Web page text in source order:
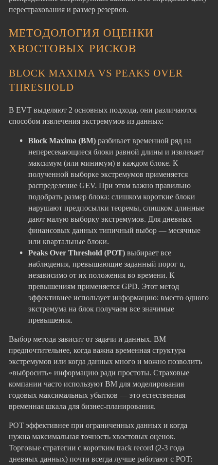
перестрахования и размер резервов.
МЕТОДОЛОГИЯ ОЦЕНКИ
ХВОСТОВЫХ РИСКОВ
BLOCK MAXIMA VS PEAKS OVER
THRESHOLD
В EVT выделяют 2 основных подхода, они различаются
способом извлечения экстремумов из данных:
Block Maxima (BM) разбивает временной ряд на
непересекающиеся блоки равной длины и извлекает
максимум (или минимум) в каждом блоке. К
полученной выборке экстремумов применяется
распределение GEV. При этом важно правильно
подобрать размер блока: слишком короткие блоки
нарушают предпосылки теоремы, слишком длинные
дают малую выборку экстремумов. Для дневных
финансовых данных типичный выбор — месячные
или квартальные блоки.
Peaks Over Threshold (POT) выбирает все
наблюдения, превышающие заданный порог u,
независимо от их положения во времени. К
превышениям применяется GPD. Этот метод
эффективнее использует информацию: вместо одного
экстремума на блок получаем все значимые
превышения.
Выбор метода зависит от задачи и данных. BM
предпочтительнее, когда важна временная структура
экстремумов или когда данных много и можно позволить
«выбросить» информацию ради простоты. Страховые
компании часто используют BM для моделирования
годовых максимальных убытков — это естественная
временная шкала для бизнес-планирования.
POT эффективнее при ограниченных данных и когда
нужна максимальная точность хвостовых оценок.
Торговые стратегии с коротким track record (2-3 года
дневных данных) почти всегда лучше работают с POT: